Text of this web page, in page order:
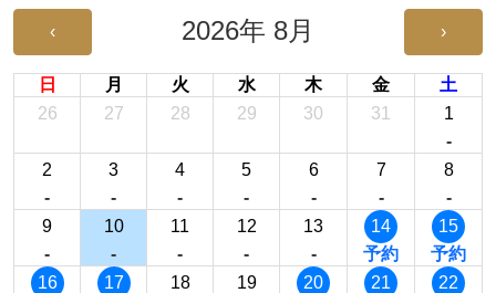
2026年 8月
‹ ›
日 月 火 水 木 金
土
26
27 28 29 30 31
1
-
2
-
3
-
4
-
5
-
6
-
7
-
8
-
9
-
10
-
11
-
12
-
13
-
14
予約
15
予約
16
17
18
19
20
21
22